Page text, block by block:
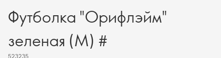
Футболка "Орифлэйм"
зеленая (M) #
523235